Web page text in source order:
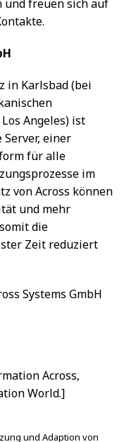
und freuen sich auf
in Karlsbad (bei
Angeles) ist
Server, einer
für alle
im
von Across können
und mehr
die
Zeit reduziert
Systems GmbH
Across,
World.]
und Adaption von